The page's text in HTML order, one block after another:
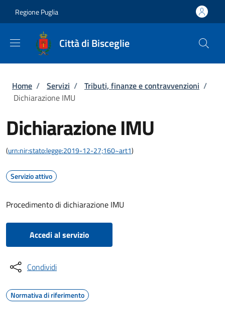
Regione Puglia
Città di Bisceglie
Briciole di pane
Home / Servizi / Tributi, finanze e contravvenzioni /
Dichiarazione IMU
Dichiarazione IMU
(urn:nir:stato:legge:2019-12-27;160~art1)
Servizio attivo
Procedimento di dichiarazione IMU
Accedi al servizio
Condividi
Normativa di riferimento